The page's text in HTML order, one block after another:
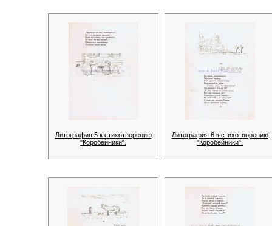
Литография 5 к стихотворению
"Коробейники".
Литография 6 к стихотворению
"Коробейники".